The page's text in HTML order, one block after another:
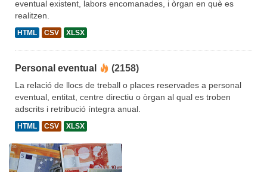
eventual existent, labors encomanades, i òrgan en què es
realitzen.
HTML CSV XLSX
Personal eventual (2158)
La relació de llocs de treball o places reservades a personal
eventual, entitat, centre directiu o òrgan al qual es troben
adscrits i retribució íntegra anual.
HTML CSV XLSX